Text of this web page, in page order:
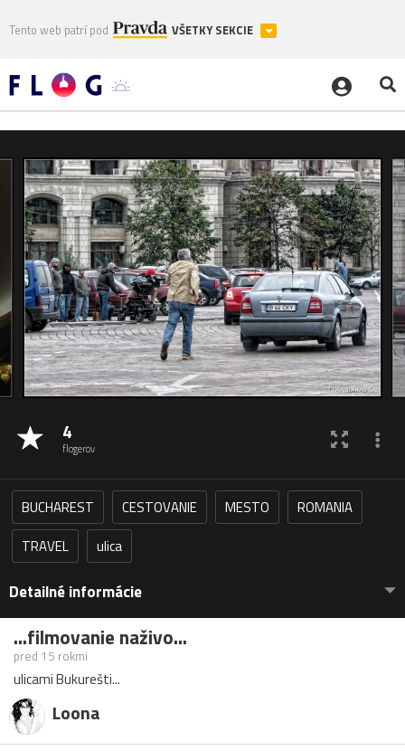
Tento web patrí pod VŠETKY SEKCIE
4
flogerov
BUCHAREST CESTOVANIE MESTO
ROMANIA
TRAVEL
ulica
Detailné informácie
...filmovanie naživo...
pred 15 rokmi
ulicami Bukurešti...
Loona